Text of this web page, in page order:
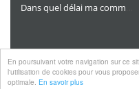
En poursuivant votre navigation sur ce
l'utilisation de cookies pour vous
optimale. En savoir plus
Copyright© 2026 CHAURACI by